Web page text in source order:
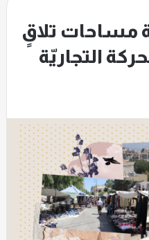
مساحات تلاقٍ
التجاريّة